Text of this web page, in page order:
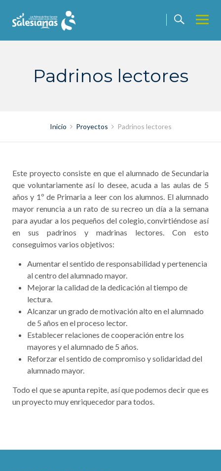
contenido
Padrinos lectores
Inicio Proyectos Padrinos lectores
Este proyecto consiste en que el alumnado de Secundaria
que voluntariamente así lo desee, acuda a las aulas de 5
años y 1º de Primaria a leer con los alumnos. El alumnado
mayor renuncia a un rato de su recreo un día a la semana
para ayudar a los pequeños del colegio, convirtiéndose así
en sus padrinos y madrinas lectores. Con esto
conseguimos varios objetivos:
Aumentar el sentido de responsabilidad y pertenencia
al centro del alumnado mayor.
Mejorar la calidad de la dedicación al tiempo de
lectura.
Alcanzar un grado de motivación alto en el alumnado
de 5 años en el proceso lector.
Establecer relaciones de cooperación entre los
mayores y el alumnado de 5 años.
Reforzar el sentido de compromiso y solidaridad del
alumnado mayor.
Todo el que se apunta repite, así que podemos decir que es
un proyecto muy enriquecedor para todos.